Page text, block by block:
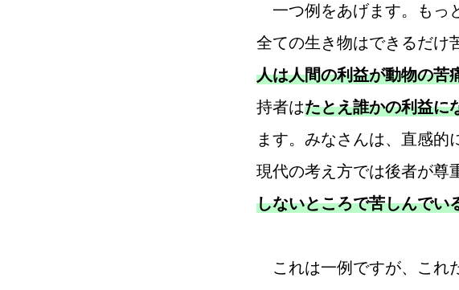
一つ例をあげます。もっ
全ての生き物はできるだけ
人は人間の利益が動物の苦
持者はたとえ誰かの利益に
ます。みなさんは、直感的
現代の考え方では後者が尊
しないところで苦しんでい
これは一例ですが、これ